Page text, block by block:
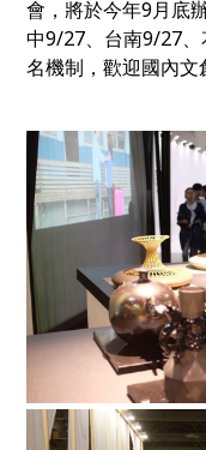
會，將於今年9月底
中9/27、台南9/27
名機制，歡迎國內文